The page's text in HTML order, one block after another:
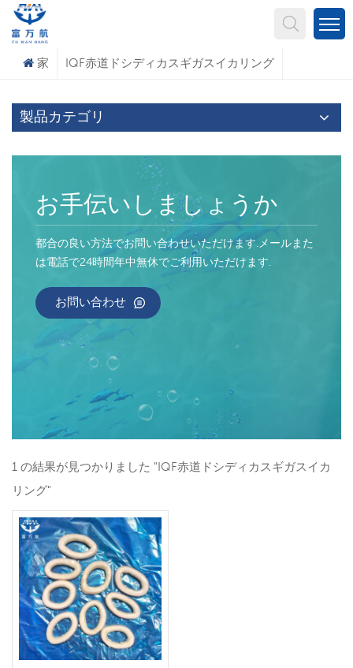
家 IQF赤道ドシディカスギガスイカリング
製品カテゴリ
お手伝いしましょうか
都合の良い方法でお問い合わせいただけます.メールまた
は電話で24時間年中無休でご利用いただけます.
お問い合わせ
1 の結果が見つかりました "IQF赤道ドシディカスギガスイカ
リング"